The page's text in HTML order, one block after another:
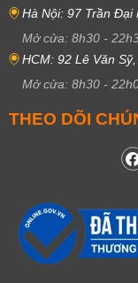
Hà Nội: 97 Trần Đại
Mở cửa: 8h30 -
HCM: 92 Lê Văn
Mở cửa: 8h30 -
THEO DÕI